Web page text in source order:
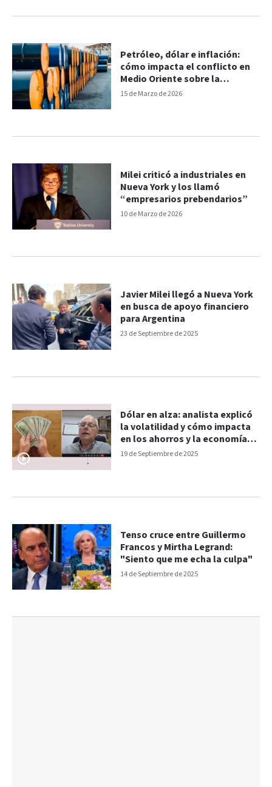
15 de Marzo de 2026
Petróleo, dólar e inflación:
cómo impacta el conflicto en
Medio Oriente sobre la
economía argentina
10 de Marzo de 2026
Milei criticó a industriales en
Nueva York y los llamó
“empresarios prebendarios”
23 de Septiembre de 2025
Javier Milei llegó a Nueva York
en busca de apoyo financiero
para Argentina
19 de Septiembre de 2025
Dólar en alza: analista explicó
la volatilidad y cómo impacta
en los ahorros y la economía
real
14 de Septiembre de 2025
Tenso cruce entre Guillermo
Francos y Mirtha Legrand:
"Siento que me echa la culpa"